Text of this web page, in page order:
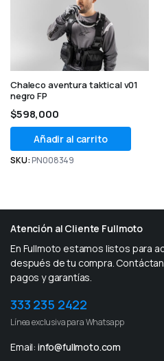
Chaleco aventura taktical v01
negro FP
$598,000
Añadir al carrito
SKU: PN008349
Atención al Cliente Fullmoto
En Fullmoto estamos listos para
después de tu compra.
pagos y garantías.
333 235 2422
Línea exclusiva para Whatsapp
Email: info@fullmoto.com